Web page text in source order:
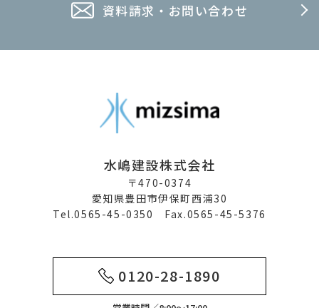
資料請求・お問い合わせ
水嶋建設株式会社
〒470-0374
愛知県豊田市伊保町西浦30
Tel.0565-45-0350 Fax.0565-45-5376
0120-28-1890